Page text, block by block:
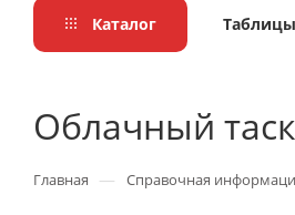
Каталог
Облачный
Главная — Справочная